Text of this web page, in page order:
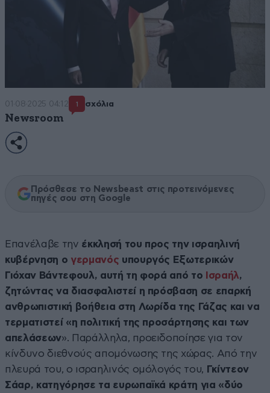
01·08·2025 04:12 1 σχόλια
Newsroom
Πρόσθεσε το Newsbeast στις προτεινόμενες
πηγές σου στη Google
Επανέλαβε την έκκλησή του προς την ισραηλινή
κυβέρνηση ο γερμανός υπουργός Εξωτερικών
Γιόχαν Βάντεφουλ, αυτή τη φορά από το
Ισραήλ,
ζητώντας να διασφαλιστεί η πρόσβαση σε επαρκή
ανθρωπιστική βοήθεια στη Λωρίδα της Γάζας και να
τερματιστεί «η πολιτική της προσάρτησης και των
απελάσεων». Παράλληλα, προειδοποίησε για τον
κίνδυνο διεθνούς απομόνωσης της χώρας. Από την
πλευρά του, ο ισραηλινός ομόλογός του, Γκίντεον
Σάαρ, κατηγόρησε τα ευρωπαϊκά κράτη για «δύο